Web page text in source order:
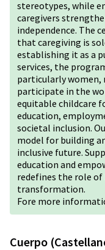
stereotypes, while
caregivers
independence. The
that caregiving is
establishing it as a
services, the
particularly
participate in the
equitable childcare
education,
societal inclusion.
model for building
inclusive future.
education and
redefines the role
transformation.
Fore more
Cuerpo